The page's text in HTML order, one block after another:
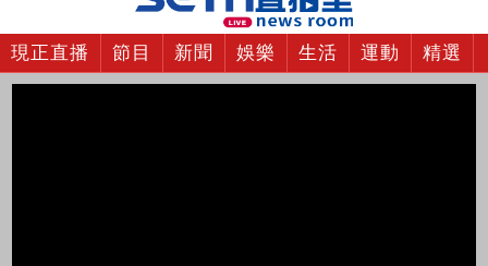
現正直播 節目 新聞 娛樂 生活 運動 精選